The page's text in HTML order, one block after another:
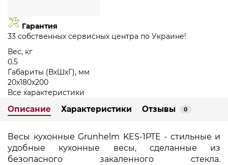
Гарантия
33 собственных сервисных центра по Украине!
Вес, кг
0.5
Габариты (ВхШхГ), мм
20х180х200
Все характеристики
Описание Характеристики Отзывы 0
Весы кухонные Grunhelm KES-1PTE - cтильные и
удобные кухонные весы, сделанные из
безопасного закаленного стекла.